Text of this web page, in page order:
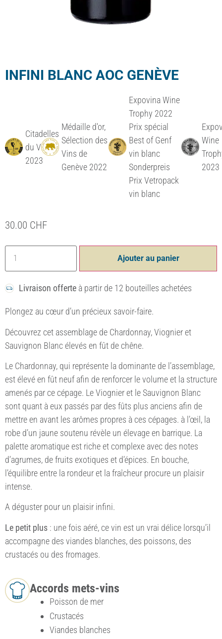
INFINI BLANC AOC GENÈVE
Citadelles
du Vin
2023
Médaille d'or,
Sélection des
Vins de
Genève 2022
Expovina Wine
Trophy 2022
Prix spécial
Best of Genf
vin blanc
Sonderpreis
Prix Vetropack
vin blanc
Wine
2023
30.00 CHF
Ajouter au panier
Livraison offerteà partir de 12 bouteilles achetées
Plongez au cœur d’un précieux savoir-faire.
Découvrez cet assemblage de Chardonnay, Viognier et
Sauvignon Blanc élevés en fût de chêne.
Le Chardonnay, qui représente la dominante de l’assemblage,
est élevé en fût neuf afin de renforcer le volume et la structure
amenés par ce cépage. Le Viognier et le Sauvignon Blanc
sont quant à eux passés par des fûts plus anciens afin de
mettre en avant les arômes propres à ces cépages. à l’œil, la
robe d’un jaune soutenu révèle un élevage en barrique. La
palette aromatique est riche et complexe avec des notes
d’agrumes, de fruits exotiques et d’épices. En bouche,
l’équilibre entre la rondeur et la fraîcheur procure un plaisir
intense.
A déguster pour un plaisir infini.
Le petit plus : une fois aéré, ce vin est un vrai délice lorsqu’il
accompagne des viandes blanches, des poissons, des
crustacés ou des fromages.
Accords mets-vins
Poisson de mer
Crustacés
Viandes blanches